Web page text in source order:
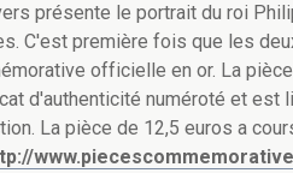
présente le portrait du roi
C'est première fois que les
officielle en or. La
d'authenticité numéroté et est
La pièce de 12,5 euros a